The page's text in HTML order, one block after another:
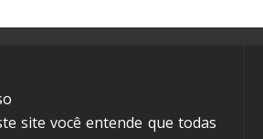
site você entende que todas